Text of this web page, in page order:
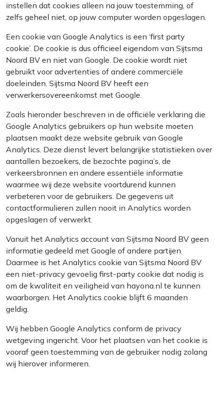
instellen dat cookies alleen na jouw toestemming, of
zelfs geheel niet, op jouw computer worden opgeslagen.
Een cookie van Google Analytics is een ‘first party
cookie’. De cookie is dus officieel eigendom van Sijtsma
Noord BV en niet van Google. De cookie wordt niet
gebruikt voor advertenties of andere commerciële
doeleinden. Sijtsma Noord BV heeft een
verwerkersovereenkomst met Google.
Zoals hieronder beschreven in de officiële verklaring die
Google Analytics gebruikers op hun website moeten
plaatsen maakt deze website gebruik van Google
Analytics. Deze dienst levert belangrijke statistieken over
aantallen bezoekers, de bezochte pagina’s, de
verkeersbronnen en andere essentiële informatie
waarmee wij deze website voortdurend kunnen
verbeteren voor de gebruikers. De gegevens uit
contactformulieren zullen nooit in Analytics worden
opgeslagen of verwerkt.
Vanuit het Analytics account van Sijtsma Noord BV geen
informatie gedeeld met Google of andere partijen.
Daarmee is het Analytics cookie van Sijtsma Noord BV
een niet-privacy gevoelig first-party cookie dat nodig is
om de kwaliteit en veiligheid van hayona.nl te kunnen
waarborgen. Het Analytics cookie blijft 6 maanden
geldig.
Wij hebben Google Analytics conform de privacy
wetgeving ingericht. Voor het plaatsen van het cookie is
vooraf geen toestemming van de gebruiker nodig zolang
wij hierover informeren.